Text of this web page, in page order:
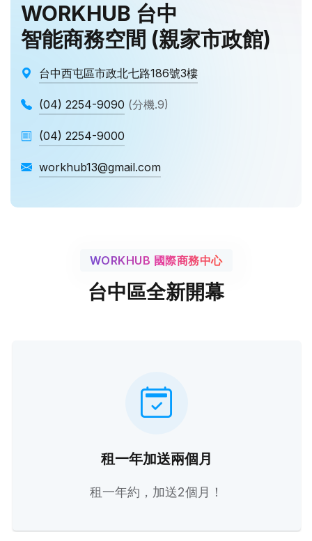
WORKHUB 台中
智能商務空間 (親家市政館)
台中西屯區市政北七路186號3樓
(04) 2254-9090 (分機.9)
(04) 2254-9000
workhub13@gmail.com
WORKHUB 國際商務中心
台中區全新開幕
租一年加送兩個月
租一年約，加送2個月！